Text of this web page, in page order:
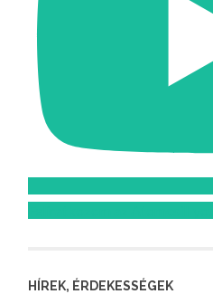
HÍREK, ÉRDEKESSÉGEK